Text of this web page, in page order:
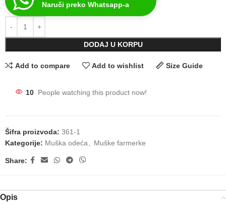
Naruči preko Whatsapp-a
DODAJ U KORPU
Add to compare Add to wishlist Size Guide
10 People watching this product now!
Šifra proizvoda: 361-1
Kategorije: Muška odeća Muške farmerke
Share:
Opis